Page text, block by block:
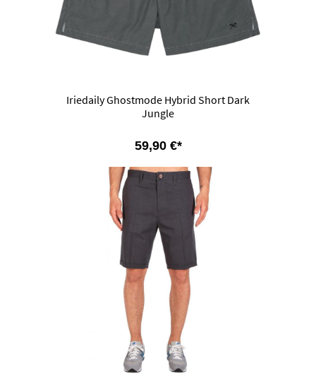
Iriedaily Ghostmode Hybrid Short Dark
Jungle
59,90 €*